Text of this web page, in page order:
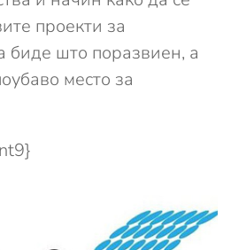
проекти за
биде што поразвиен, а
место за